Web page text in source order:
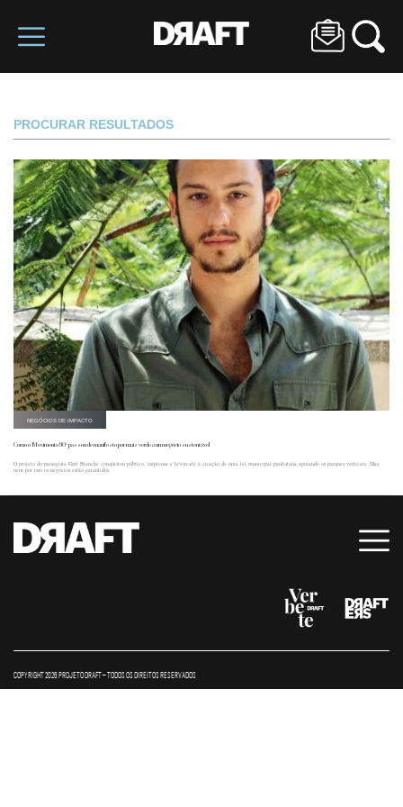
PROCURAR RESULTADOS
NEGÓCIOS DE IMPACTO
Como o Movimento 90° passou de manifesto por mais verde a um negócio sustentável
O projeto do paisagista Guil Blanche conquistou público, imprensa e levou até à criação de uma lei municipal paulistana apoiando os parques verticais. Mas
nem por isso os negócios estão garantidos.
COPYRIGHT 2026 PROJETO DRAFT – TODOS OS DIREITOS RESERVADOS